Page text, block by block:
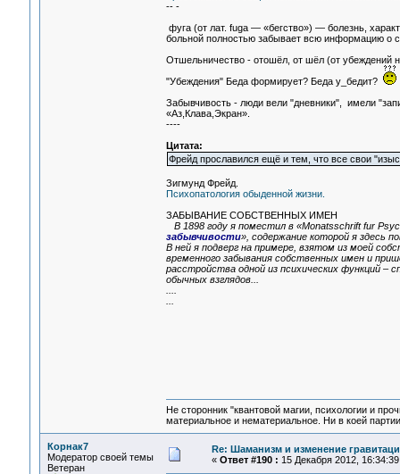
-- -
фуга (от лат. fuga — «бегство») — болезнь,
больной полностью забывает всю информацию о
Отшельничество - отошёл, от шёл (от убеждений
"Убеждения" Беда формирует? Беда у_бедит?
Забывчивость - люди вели "дневники", имели
«Аз,Клава,Экран».
----
Цитата:
Фрейд прославился ещё и тем, что все свои
Зигмунд Фрейд.
Психопатология обыденной жизни.
ЗАБЫВАНИЕ СОБСТВЕННЫХ ИМЕН
В 1898 году я поместил в «Monatsschrift fur
забывчивости», содержание которой я здесь
В ней я подверг на примере, взятом из моей
временного забывания собственных имен и
расстройства одной из психических функций –
обычных взглядов...
Не сторонник "квантовой магии, психологии и
материальное и нематериальное. Ни в коей
Корнак7
Модератор своей темы
Ветеран
Re: Шаманизм и изменение
« Ответ #190 : 15 Декабря 2012,